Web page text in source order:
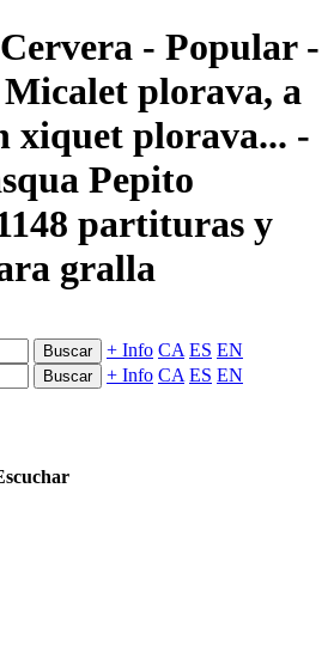
- Popular -
plorava, a
xiquet plorava... -
Pepito
partituras y
gralla
Buscar + Info CA ES EN
Buscar + Info CA ES EN